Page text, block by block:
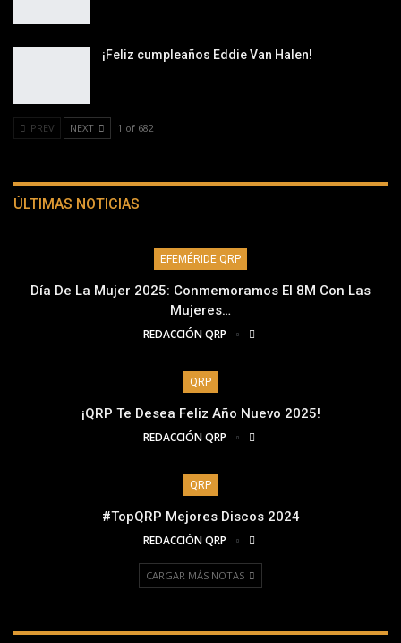
¡Feliz cumpleaños Eddie Van Halen!
PREV NEXT 1 of 682
ÚLTIMAS NOTICIAS
EFEMÉRIDE QRP
Día De La Mujer 2025: Conmemoramos El 8M Con Las
Mujeres…
REDACCIÓN QRP
QRP
¡QRP Te Desea Feliz Año Nuevo 2025!
REDACCIÓN QRP
QRP
#TopQRP Mejores Discos 2024
REDACCIÓN QRP
CARGAR MÁS NOTAS